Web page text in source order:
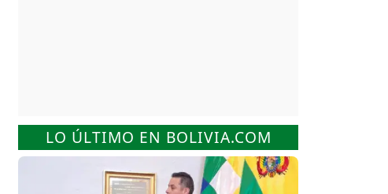
LO ÚLTIMO EN BOLIVIA.COM